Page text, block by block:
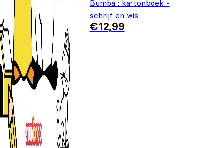
Bumba : kartonboek -
schrijf en wis
€12,99